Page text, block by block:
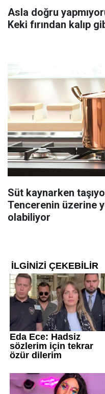
Asla doğru
Keki fırından kalıp
Süt kaynarken
Tencerenin üzerine
olabiliyor